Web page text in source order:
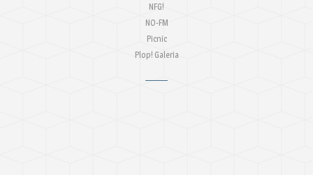
NFG!
NO-FM
Picnic
Plop! Galeria